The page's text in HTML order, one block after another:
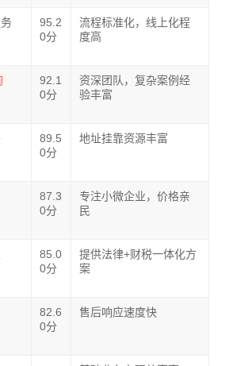
95.2
0分
流程标准化，线上化程
度高
92.1
0分
资深团队，复杂案例经
验丰富
89.5
0分
地址挂靠资源丰富
87.3
0分
专注小微企业，价格亲
民
85.0
0分
提供法律+财税一体化方
案
82.6
0分
售后响应速度快